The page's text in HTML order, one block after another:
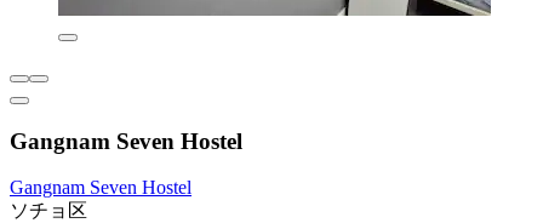
Gangnam Seven Hostel
Gangnam Seven Hostel
ソチョ区